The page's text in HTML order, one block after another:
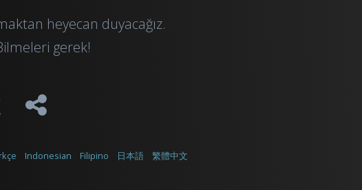
heyecan duyacağız.
gerek!
Indonesian Filipino 日本語 繁體中文